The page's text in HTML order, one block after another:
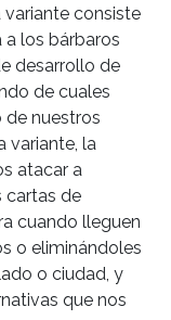
consiste
a los bárbaros
desarrollo de
de cuales
nuestros
variante, la
atacar a
cartas de
cuando lleguen
o eliminándoles
o ciudad, y
que nos